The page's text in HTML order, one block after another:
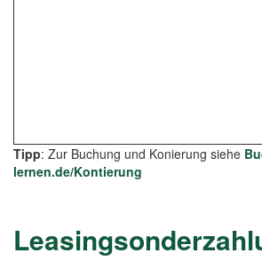
Tipp: Zur Buchung und Konierung siehe
lernen.de/Kontierung